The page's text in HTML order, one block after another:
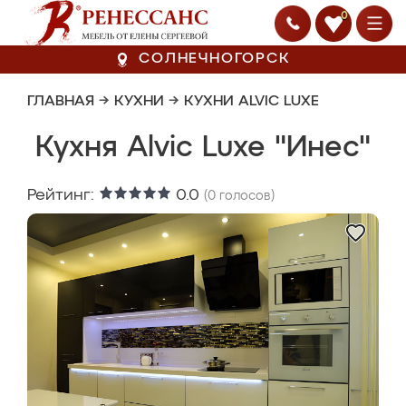
0
СОЛНЕЧНОГОРСК
ГЛАВНАЯ → КУХНИ → КУХНИ ALVIC LUXE
Кухня Alvic Luxe "Инес"
Рейтинг: 0.0 (0 голосов)